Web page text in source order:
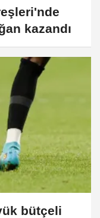
kazandı
bütçeli